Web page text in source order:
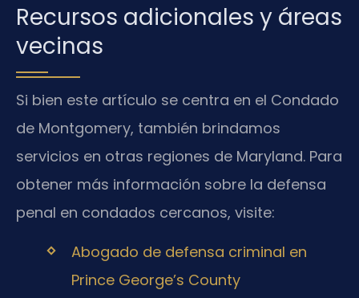
Recursos adicionales y áreas
vecinas
Si bien este artículo se centra en el Condado
de Montgomery, también brindamos
servicios en otras regiones de Maryland. Para
obtener más información sobre la defensa
penal en condados cercanos, visite:
Abogado de defensa criminal en
Prince George’s County